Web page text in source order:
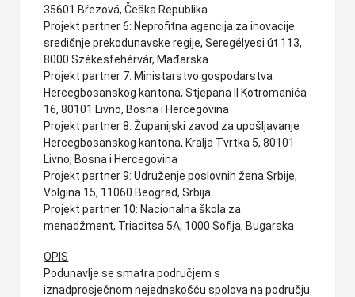
35601 Březová, Češka Republika
Projekt partner 6: Neprofitna agencija za inovacije
središnje prekodunavske regije, Seregélyesi út 113,
8000 Székesfehérvár, Mađarska
Projekt partner 7: Ministarstvo gospodarstva
Hercegbosanskog kantona, Stjepana II Kotromanića
16, 80101 Livno, Bosna i Hercegovina
Projekt partner 8: Županijski zavod za upošljavanje
Hercegbosanskog kantona, Kralja Tvrtka 5, 80101
Livno, Bosna i Hercegovina
Projekt partner 9: Udruženje poslovnih žena Srbije,
Volgina 15, 11060 Beograd, Srbija
Projekt partner 10: Nacionalna škola za
menadžment, Triaditsa 5A, 1000 Sofija, Bugarska
OPIS
Podunavlje se smatra područjem s
iznadprosječnom nejednakošću spolova na području